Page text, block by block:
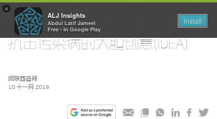
×
ALJ Insights
Abdul Latif Jameel
Free - In Google Play
Install
Toggle
navigation
抗击传染病的大胆创意(IDEA)
阿联酋迪拜
10 十一月 2019